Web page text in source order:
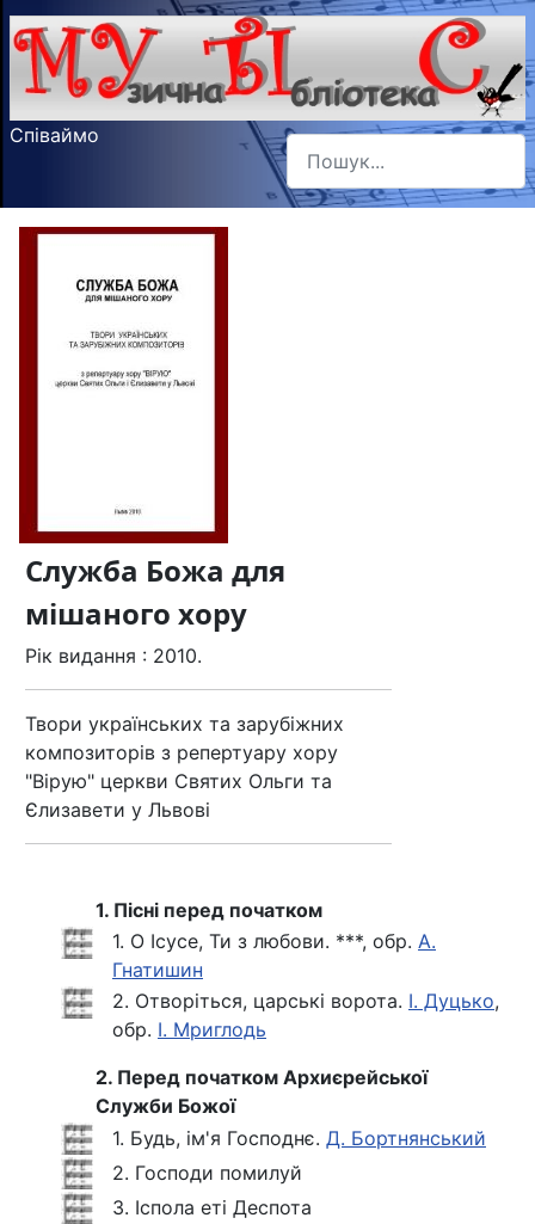
Співаймо Пошук
Type 2 or more characters
Служба Божа для
мішаного хору
Рік видання : 2010.
Твори українських та зарубіжних
композиторів з репертуару хору
"Вірую" церкви Святих Ольги та
Єлизавети у Львові
1. Пісні перед початком
1. О Ісусе, Ти з любови. ***, обр. А.
Гнатишин
2. Отворіться, царські ворота. І. Дуцько,
обр. І. Мриглодь
2. Перед початком Архиєрейської
Служби Божої
1. Будь, ім'я Господнє. Д. Бортнянський
2. Господи помилуй
3. Іспола еті Деспота